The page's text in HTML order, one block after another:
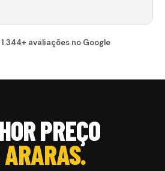
avaliações no Google
PREÇO
ARARAS.